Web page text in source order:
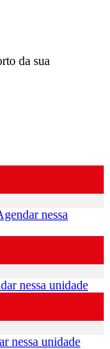
da sua
nessa
nessa unidade
nessa unidade